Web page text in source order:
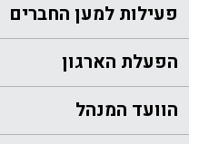
פעילות למען החברים
הפעלת הארגון
הוועד המנהל